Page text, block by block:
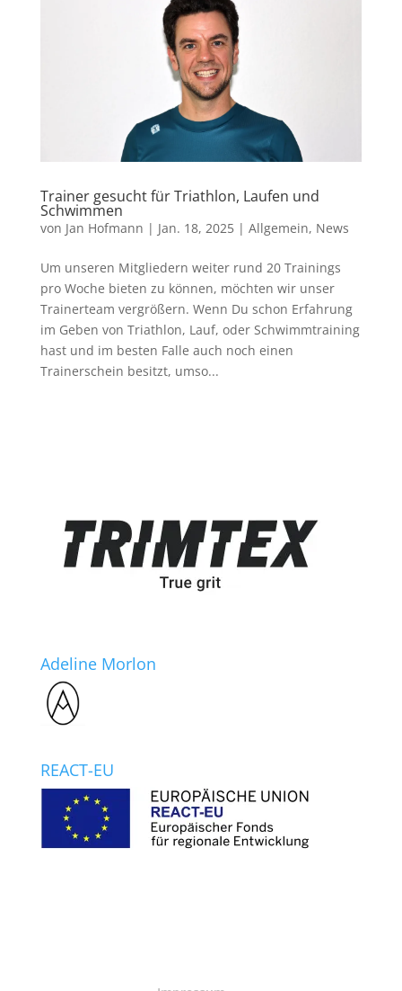
Trainer gesucht für Triathlon, Laufen und
Schwimmen
von Jan Hofmann | Jan. 18, 2025| Allgemein, News
Um unseren Mitgliedern weiter rund 20 Trainings
pro Woche bieten zu können, möchten wir unser
Trainerteam vergrößern. Wenn Du schon Erfahrung
im Geben von Triathlon, Lauf, oder Schwimmtraining
hast und im besten Falle auch noch einen
Trainerschein besitzt, umso...
Adeline Morlon
REACT-EU